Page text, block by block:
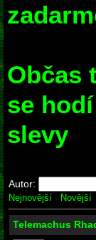
Občas
se
slevy
Autor:
Nejnovější Novější
Telemachus